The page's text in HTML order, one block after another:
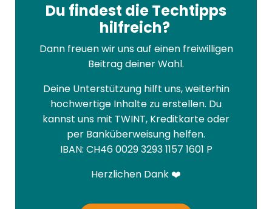
Du findest die Techtipps
hilfreich?
Dann freuen wir uns auf einen freiwilligen
Beitrag deiner Wahl.
Deine Unterstützung hilft uns, weiterhin
hochwertige Inhalte zu erstellen. Du
kannst uns mit TWINT, Kreditkarte oder
per Banküberweisung helfen.
IBAN: CH46 0029 3293 1157 1601 P
Herzlichen Dank ❤️